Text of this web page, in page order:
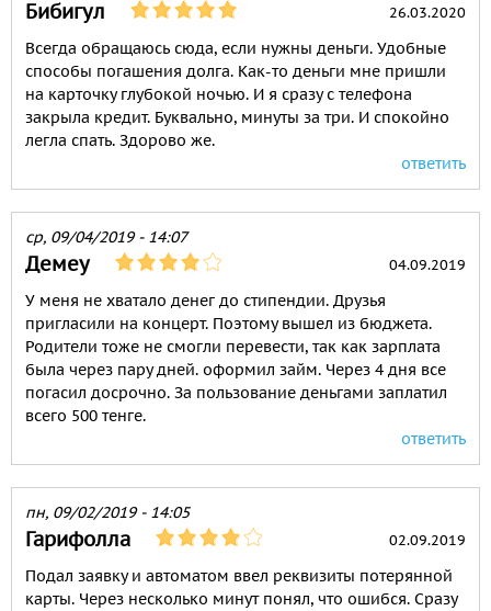
Бибигул 26.03.2020
Всегда обращаюсь сюда, если нужны деньги. Удобные
способы погашения долга. Как-то деньги мне пришли
на карточку глубокой ночью. И я сразу с телефона
закрыла кредит. Буквально, минуты за три. И спокойно
легла спать. Здорово же.
ответить
ср, 09/04/2019 - 14:07
Демеу 04.09.2019
У меня не хватало денег до стипендии. Друзья
пригласили на концерт. Поэтому вышел из бюджета.
Родители тоже не смогли перевести, так как зарплата
была через пару дней. оформил займ. Через 4 дня все
погасил досрочно. За пользование деньгами заплатил
всего 500 тенге.
ответить
пн, 09/02/2019 - 14:05
Гарифолла 02.09.2019
Подал заявку и автоматом ввел реквизиты потерянной
карты. Через несколько минут понял, что ошибся. Сразу